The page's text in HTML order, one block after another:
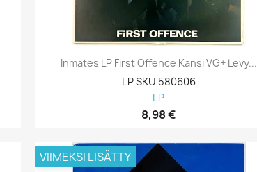
Inmates LP First Offence Kansi VG+ Levy...
LP SKU 580606
LP
8,98 €
VIIMEKSI LISÄTTY